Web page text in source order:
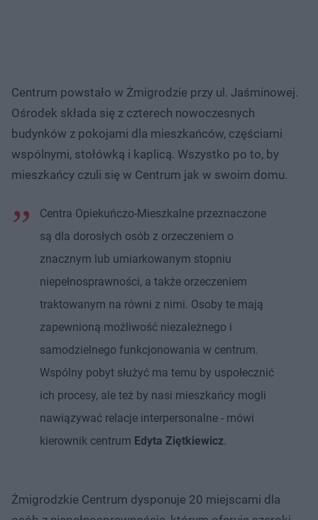
Centrum powstało w Żmigrodzie przy ul. Jaśminowej.
Ośrodek składa się z czterech nowoczesnych
budynków z pokojami dla mieszkańców, częściami
wspólnymi, stołówką i kaplicą. Wszystko po to, by
mieszkańcy czuli się w Centrum jak w swoim domu.
Centra Opiekuńczo-Mieszkalne przeznaczone
są dla dorosłych osób z orzeczeniem o
znacznym lub umiarkowanym stopniu
niepełnosprawności, a także orzeczeniem
traktowanym na równi z nimi. Osoby te mają
zapewnioną możliwość niezależnego i
samodzielnego funkcjonowania w centrum.
Wspólny pobyt służyć ma temu by uspołecznić
ich procesy, ale też by nasi mieszkańcy mogli
nawiązywać relacje interpersonalne - mówi
kierownik centrum Edyta Ziętkiewicz.
Żmigrodzkie Centrum dysponuje 20 miejscami dla